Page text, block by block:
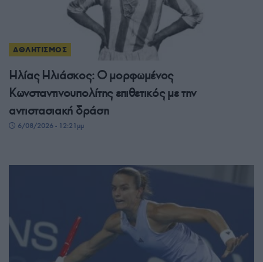
ΑΘΛΗΤΙΣΜΟΣ
Ηλίας Ηλιάσκος: Ο μορφωμένος
Κωνσταντινουπολίτης επιθετικός με την
αντιστασιακή δράση
6/08/2026 - 12:21μμ